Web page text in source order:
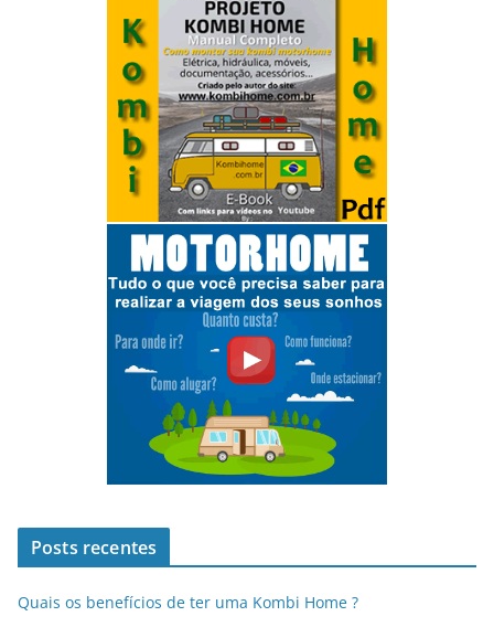
Posts recentes
Quais os benefícios de ter uma Kombi Home ?